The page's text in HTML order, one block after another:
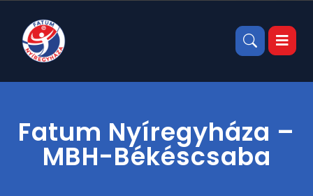
Fatum Nyíregyháza –
MBH-Békéscsaba